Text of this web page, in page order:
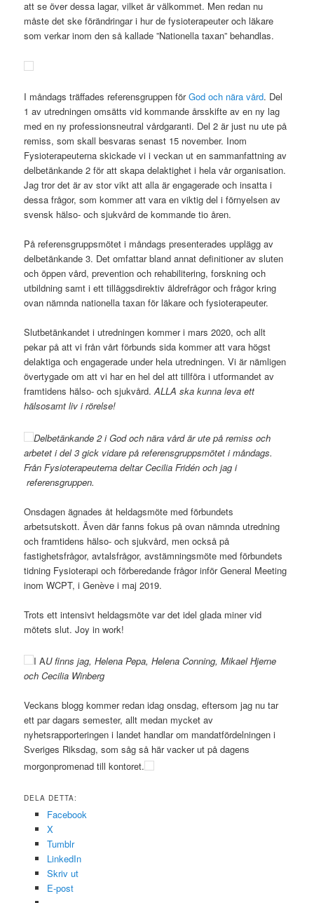
att se över dessa lagar, vilket är välkommet. Men redan nu
måste det ske förändringar i hur de fysioterapeuter och läkare
som verkar inom den så kallade ”Nationella taxan” behandlas.
I måndags träffades referensgruppen förGod och nära vård. Del
1 av utredningen omsätts vid kommande årsskifte av en ny lag
med en ny professionsneutral vårdgaranti. Del 2 är just nu ute på
remiss, som skall besvaras senast 15 november. Inom
Fysioterapeuterna skickade vi i veckan ut en sammanfattning av
delbetänkande 2 för att skapa delaktighet i hela vår organisation.
Jag tror det är av stor vikt att alla är engagerade och insatta i
dessa frågor, som kommer att vara en viktig del i förnyelsen av
svensk hälso- och sjukvård de kommande tio åren.
På referensgruppsmötet i måndags presenterades upplägg av
delbetänkande 3. Det omfattar bland annat definitioner av sluten
och öppen vård, prevention och rehabilitering, forskning och
utbildning samt i ett tilläggsdirektiv äldrefrågor och frågor kring
ovan nämnda nationella taxan för läkare och fysioterapeuter.
Slutbetänkandet i utredningen kommer i mars 2020, och allt
pekar på att vi från vårt förbunds sida kommer att vara högst
delaktiga och engagerade under hela utredningen. Vi är nämligen
övertygade om att vi har en hel del att tillföra i utformandet av
framtidens hälso- och sjukvård.ALLA ska kunna leva ett
hälsosamt liv i rörelse!
Delbetänkande 2 i God och nära vård är ute på remiss och
arbetet i del 3 gick vidare på referensgruppsmötet i måndags.
Från Fysioterapeuterna deltar Cecilia Fridén och jag i
referensgruppen.
Onsdagen ägnades åt heldagsmöte med förbundets
arbetsutskott. Även där fanns fokus på ovan nämnda utredning
och framtidens hälso- och sjukvård, men också på
fastighetsfrågor, avtalsfrågor, avstämningsmöte med förbundets
tidning Fysioterapi och förberedande frågor inför General Meeting
inom WCPT, i Genève i maj 2019.
Trots ett intensivt heldagsmöte var det idel glada miner vid
mötets slut. Joy in work!
I AU finns jag, Helena Pepa, Helena Conning, Mikael Hjerne
och Cecilia Winberg
Veckans blogg kommer redan idag onsdag, eftersom jag nu tar
ett par dagars semester, allt medan mycket av
nyhetsrapporteringen i landet handlar om mandatfördelningen i
Sveriges Riksdag, som såg så här vacker ut på dagens
morgonpromenad till kontoret.
DELA DETTA:
Facebook
X
Tumblr
LinkedIn
Skriv ut
E-post